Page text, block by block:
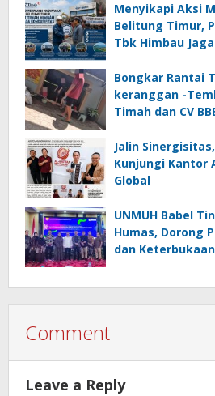
Menyikapi Aksi
Belitung Timur,
Tbk Himbau
Bongkar Rantai
keranggan -
Timah dan CV
Jalin
Kunjungi Kantor
Global
UNMUH Babel
Humas, Dorong
dan
Comment
Leave a Reply